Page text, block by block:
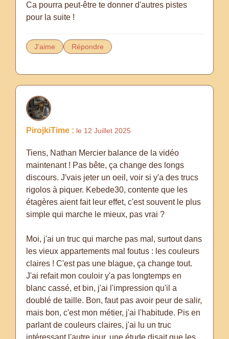
Ca pourra peut-être te donner d'autres pistes
pour la suite !
J'aime Répondre
PirojkiTime : le 12 Juillet 2025
Tiens, Nathan Mercier balance de la vidéo
maintenant ! Pas bête, ça change des longs
discours. J'vais jeter un oeil, voir si y'a des trucs
rigolos à piquer. Kebede30, contente que les
étagères aient fait leur effet, c'est souvent le plus
simple qui marche le mieux, pas vrai ?
Moi, j'ai un truc qui marche pas mal, surtout dans
les vieux appartements mal foutus : les couleurs
claires ! C'est pas une blague, ça change tout.
J'ai refait mon couloir y'a pas longtemps en
blanc cassé, et bin, j'ai l'impression qu'il a
doublé de taille. Bon, faut pas avoir peur de salir,
mais bon, c'est mon métier, j'ai l'habitude. Pis en
parlant de couleurs claires, j'ai lu un truc
intéressant l'autre jour, une étude disait que les